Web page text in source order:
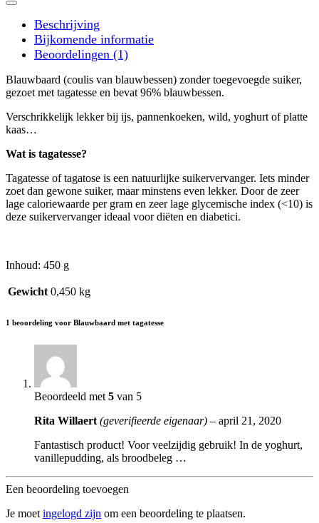
Beschrijving
Bijkomende informatie
Beoordelingen (1)
Blauwbaard (coulis van blauwbessen) zonder toegevoegde suiker,
gezoet met tagatesse en bevat 96% blauwbessen.
Verschrikkelijk lekker bij ijs, pannenkoeken, wild, yoghurt of platte
kaas…
Wat is tagatesse?
Tagatesse of tagatose is een natuurlijke suikervervanger. Iets minder
zoet dan gewone suiker, maar minstens even lekker. Door de zeer
lage caloriewaarde per gram en zeer lage glycemische index (<10) is
deze suikervervanger ideaal voor diëten en diabetici.
Inhoud: 450 g
Gewicht 0,450 kg
1 beoordeling voor Blauwbaard met tagatesse
Beoordeeld met 5 van 5
Rita Willaert (geverifieerde eigenaar) – april 21, 2020
Fantastisch product! Voor veelzijdig gebruik! In de yoghurt,
vanillepudding, als broodbeleg …
Een beoordeling toevoegen
Je moet ingelogd zijn om een beoordeling te plaatsen.